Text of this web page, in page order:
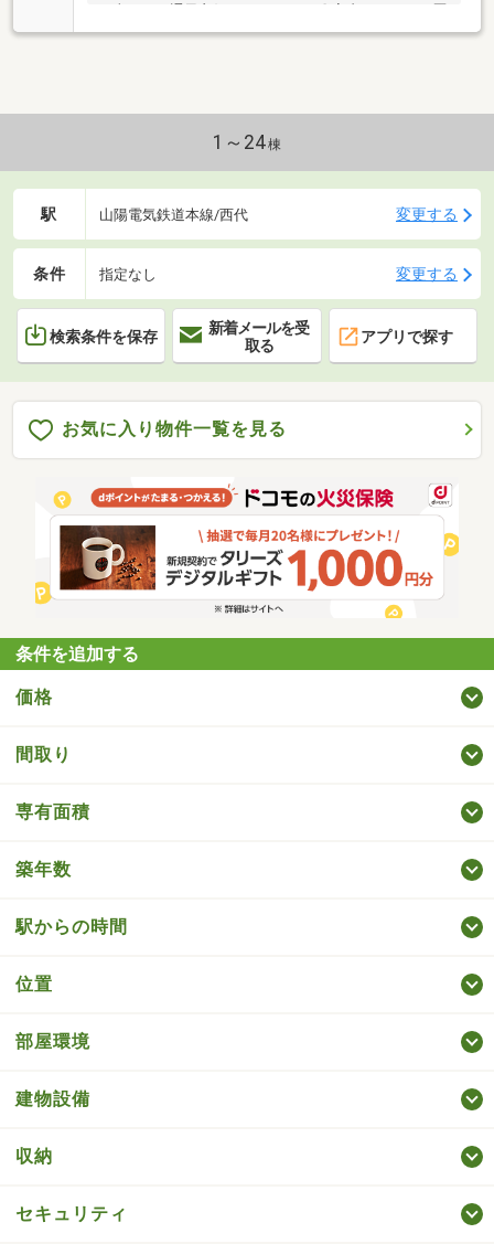
がございます！
1～24棟
駅 山陽電気鉄道本線/西代 変更する
条件 指定なし 変更する
検索条件を保存
新着メールを受
取る
アプリで探す
お気に入り物件一覧を見る
条件を追加する
価格
間取り
専有面積
築年数
駅からの時間
位置
部屋環境
建物設備
収納
セキュリティ